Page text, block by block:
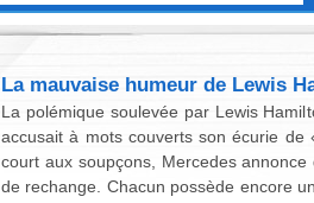
La mauvaise humeur de Lewis
La polémique soulevée par Lewis
accusait à mots couverts son écurie
court aux soupçons, Mercedes
de rechange. Chacun possède encore